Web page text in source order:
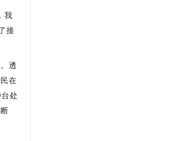
我
接
透
在
处